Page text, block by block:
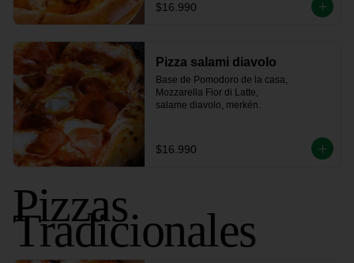
$16.990
Pizza salami diavolo
Base de Pomodoro de la casa,
Mozzarella Fior di Latte,
salame diavolo, merkén.
$16.990
Pizzas
Tradicionales